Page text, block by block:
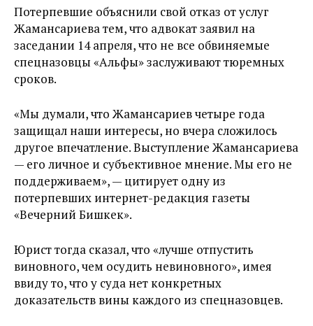
Потерпевшие объяснили свой отказ от услуг
Жамансариева тем, что адвокат заявил на
заседании 14 апреля, что не все обвиняемые
спецназовцы «Альфы» заслуживают тюремных
сроков.
«Мы думали, что Жамансариев четыре года
защищал наши интересы, но вчера сложилось
другое впечатление. Выступление Жамансариева
— его личное и субъективное мнение. Мы его не
поддерживаем», — цитирует одну из
потерпевших интернет-редакция газеты
«Вечерний Бишкек».
Юрист тогда сказал, что «лучше отпустить
виновного, чем осудить невиновного», имея
ввиду то, что у суда нет конкретных
доказательств вины каждого из спецназовцев.